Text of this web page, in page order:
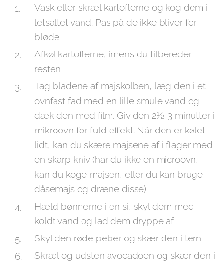
Vask eller skræl kartoflerne og kog dem i
letsaltet vand. Pas på de ikke bliver for
bløde
Afkøl kartoflerne, imens du tilbereder
resten
Tag bladene af majskolben, læg den i et
ovnfast fad med en lille smule vand og
dæk den med film. Giv den 2½-3 minutter i
mikroovn for fuld effekt. Når den er kølet
lidt, kan du skære majsene af i flager med
en skarp kniv (har du ikke en microovn,
kan du koge majsen, eller du kan bruge
dåsemajs og dræne disse)
Hæld bønnerne i en si, skyl dem med
koldt vand og lad dem dryppe af
Skyl den røde peber og skær den i tern
Skræl og udsten avocadoen og skær den i